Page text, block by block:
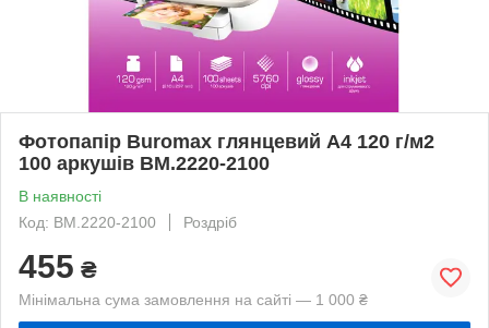
Фотопапір Buromax глянцевий А4 120 г/м2
100 аркушів BM.2220-2100
В наявності
Код: BM.2220-2100
Роздріб
455 ₴
Мінімальна сума замовлення на сайті — 1 000 ₴